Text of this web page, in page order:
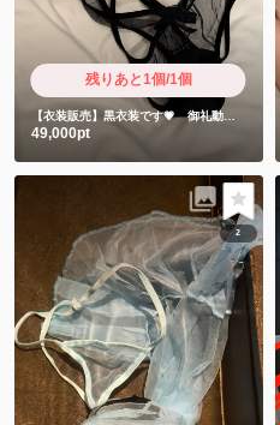
残りあと1個/1個
【衣装販売】黒衣装です💗 御礼動画付き
49,000pt
2